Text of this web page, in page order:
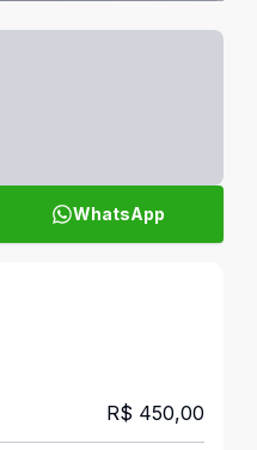
WhatsApp
R$ 450,00